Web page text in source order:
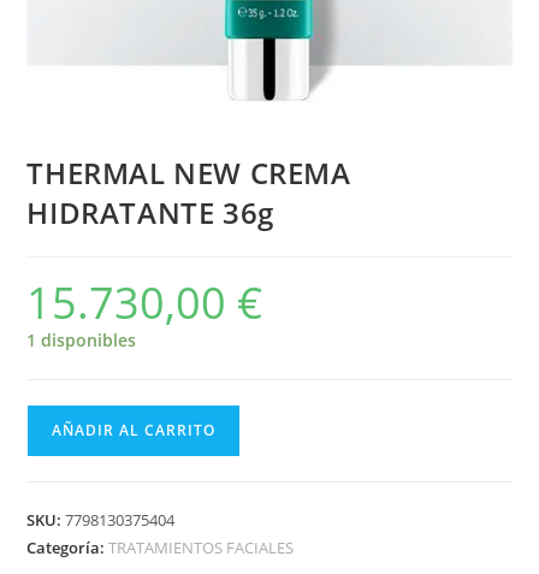
THERMAL NEW CREMA
HIDRATANTE 36g
15.730,00 €
1 disponibles
AÑADIR AL CARRITO
SKU:7798130375404
Categoría:TRATAMIENTOS FACIALES